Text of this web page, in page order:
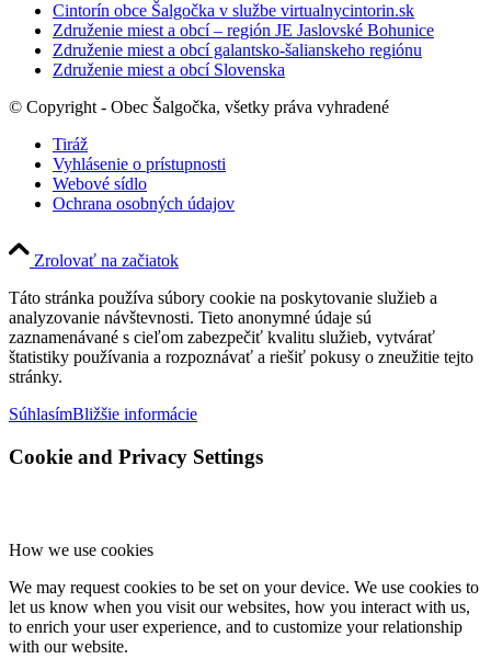
Cintorín obce Šalgočka v službe virtualnycintorin.sk
Združenie miest a obcí – región JE Jaslovské Bohunice
Združenie miest a obcí galantsko-šalianskeho regiónu
Združenie miest a obcí Slovenska
© Copyright - Obec Šalgočka, všetky práva vyhradené
Tiráž
Vyhlásenie o prístupnosti
Webové sídlo
Ochrana osobných údajov
Zrolovať na začiatok
Táto stránka používa súbory cookie na poskytovanie služieb a
analyzovanie návštevnosti. Tieto anonymné údaje sú
zaznamenávané s cieľom zabezpečiť kvalitu služieb, vytvárať
štatistiky používania a rozpoznávať a riešiť pokusy o zneužitie tejto
stránky.
SúhlasímBližšie informácie
Cookie and Privacy Settings
How we use cookies
We may request cookies to be set on your device. We use cookies to
let us know when you visit our websites, how you interact with us,
to enrich your user experience, and to customize your relationship
with our website.